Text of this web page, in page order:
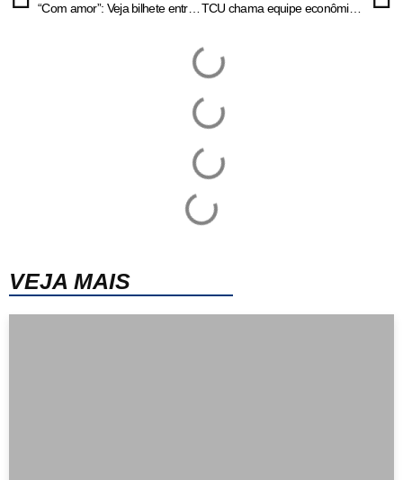
“Com amor”: Veja bilhete entregue com ovo de Páscoa que matou criança TCU chama equipe econômica para apontar risco em medidas parafiscais
VEJA MAIS